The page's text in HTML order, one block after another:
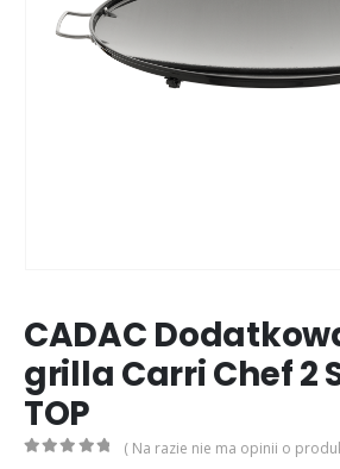
CADAC
grilla Carri Chef 2
TOP
( Na razie nie ma opinii o